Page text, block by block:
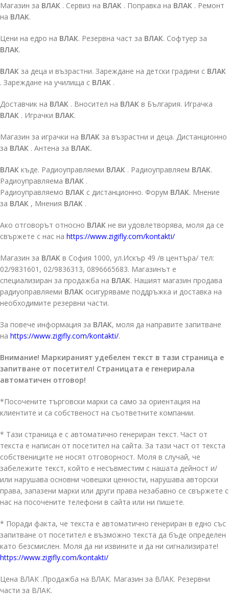
Магазин за ВЛАК . Сервиз на ВЛАК . Поправка на ВЛАК . Ремонт
на ВЛАК.
Цени на едро на ВЛАК. Резервна част за ВЛАК. Софтуер за
ВЛАК.
ВЛАК за деца и възрастни. Зареждане на детски градини с ВЛАК
. Зареждане на училища с ВЛАК .
Доставчик на ВЛАК . Вносител на ВЛАК в България. Играчка
ВЛАК . Играчки ВЛАК.
Магазин за играчки на ВЛАК за възрастни и деца. Дистанционно
за ВЛАК . Антена за ВЛАК.
ВЛАК къде. Радиоуправляеми ВЛАК . Радиоуправляем ВЛАК.
Радиоуправляема ВЛАК .
Радиоуправляемо ВЛАК с дистанционно. Форум ВЛАК. Мнение
за ВЛАК , Мнения ВЛАК .
Ако отговорът относно ВЛАК не ви удовлетворява, моля да се
свържете с нас на https://www.zigifly.com/kontakti/
Магазин за ВЛАК в София 1000, ул.Искър 49 /в центъра/ тел:
02/9831601, 02/9836313, 0896665683. Магазинът е
специализиран за продажба на ВЛАК. Нашият магазин продава
радиуоправляеми ВЛАК осигуряваме поддръжка и доставка на
необходимите резервни части.
За повече информация за ВЛАК, моля да направите запитване
на https://www.zigifly.com/kontakti/.
Внимание! Маркираният удебелен текст в тази страница е
запитване от посетител! Страницата е генерирала
автоматичен отговор!
*Посочените търговски марки са само за ориентация на
клиентите и са собственост на съответните компании.
* Тази страница е с автоматично генериран текст. Част от
текста е написан от посетител на сайта. За тази част от текста
собствениците не носят отговорност. Моля в случай, че
забележите текст, който е несъвместим с нашата дейност и/
или нарушава основни човешки ценности, нарушава авторски
права, запазени марки или други права незабавно се свържете с
нас на посочените телефони в сайта или ни пишете.
* Поради факта, че текста е автоматично генериран в едно със
запитване от посетител е възможно текста да бъде определен
като безсмислен. Моля да ни извините и да ни сигнализирате!
https://www.zigifly.com/kontakti/
Цена ВЛАК .Продажба на ВЛАК. Магазин за ВЛАК. Резервни
части за ВЛАК.